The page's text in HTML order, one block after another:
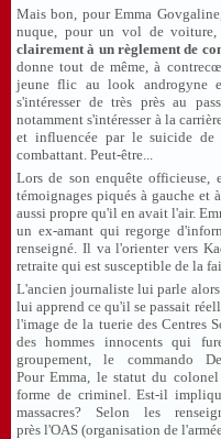
Mais bon, pour Emma
nuque, pour un vol de
clairement à un règlement de
donne tout de même, à
jeune flic au look androgyne
s'intéresser de très près au
notamment s'intéresser à la
et influencée par le suicide de
combattant. Peut-être...
Lors de son enquête
témoignages piqués à gauche et
aussi propre qu'il en avait l'air.
un ex-amant qui regorge
renseigné. Il va l'orienter vers
retraite qui est susceptible de la
L'ancien journaliste lui parle
lui apprend ce qu'il se passait
l'image de la tuerie des Centres
des hommes innocents qui
groupement, le commando
Pour Emma, le statut du
forme de criminel. Est-il
massacres? Selon les
près l'OAS (organisation de